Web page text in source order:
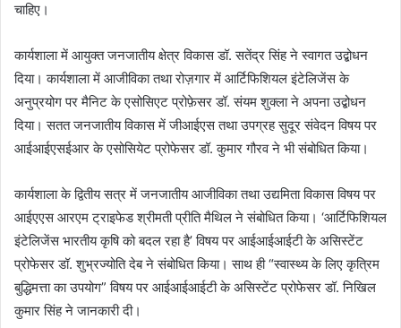
चाहिए।
कार्यशाला में आयुक्त जनजातीय क्षेत्र विकास डॉ. सतेंद्र सिंह ने स्वागत उद्बोधन
दिया। कार्यशाला में आजीविका तथा रोज़गार में आर्टिफिशियल इंटेलिजेंस के
अनुप्रयोग पर मैनिट के एसोसिएट प्रोफ़ेसर डॉ. संयम शुक्ला ने अपना उद्बोधन
दिया। सतत जनजातीय विकास में जीआईएस तथा उपग्रह सुदूर संवेदन विषय पर
आईआईएसईआर के एसोसियेट प्रोफेसर डॉ. कुमार गौरव ने भी संबोधित किया।
कार्यशाला के द्वितीय सत्र में जनजातीय आजीविका तथा उद्यमिता विकास विषय पर
आईएएस आरएम ट्राइफेड श्रीमती प्रीति मैथिल ने संबोधित किया। ‘आर्टिफिशियल
इंटेलिजेंस भारतीय कृषि को बदल रहा है’ विषय पर आईआईआईटी के असिस्‍टेंट
प्रोफेसर डॉ. शुभ्रज्‍योति देब ने संबोधित किया। साथ ही “स्वास्थ्य के लिए कृत्रिम
बुद्धिमत्ता का उपयोग” विषय पर आईआईआईटी के असिस्‍टेंट प्रोफेसर डॉ. निखिल
कुमार सिंह ने जानकारी दी।